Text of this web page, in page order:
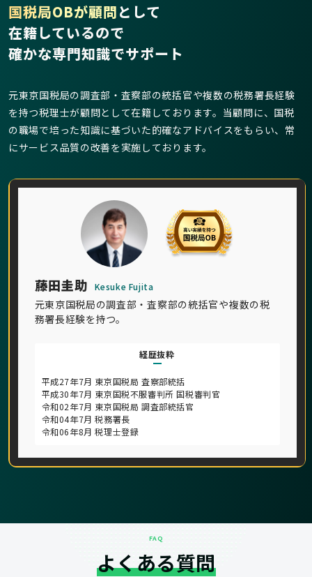
藤田圭助 Kesuke Fujita
元東京国税局の調査部・査察部の統括官や複数の税
務署長経験を持つ。
経歴抜粋
平成27年7月 東京国税局 査察部統括
平成30年7月 東京国税不服審判所 国税審判官
令和02年7月 東京国税局 調査部統括官
令和04年7月 税務署長
令和06年8月 税理士登録
国税局OBが顧問として
在籍しているので
確かな専門知識でサポート
元東京国税局の調査部・査察部の統括官や複数の税務署長経験
を持つ税理士が顧問として在籍しております。当顧問に、国税
の職場で培った知識に基づいた的確なアドバイスをもらい、常
にサービス品質の改善を実施しております。
FAQ
よくある質問